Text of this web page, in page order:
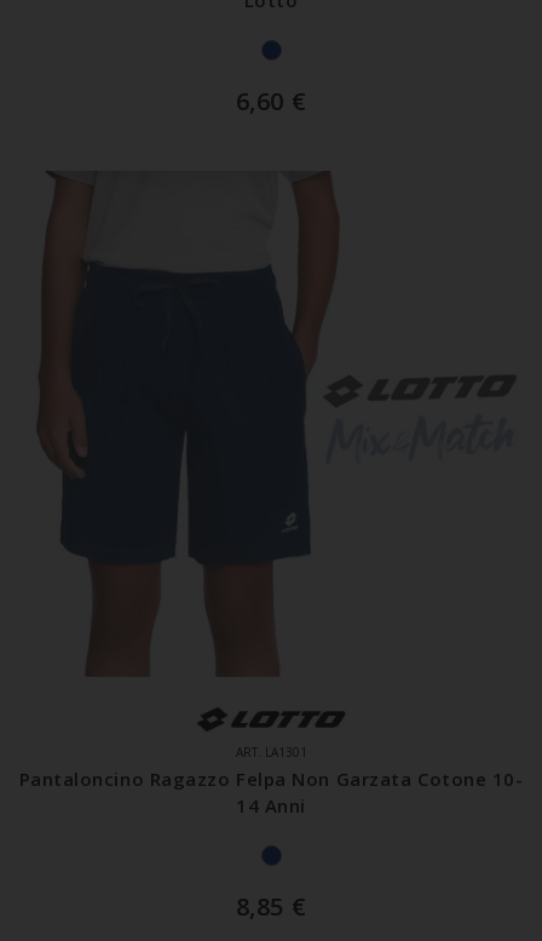
6,60 €
ART. LA1301
Pantaloncino Ragazzo Felpa Non Garzata Cotone 10-
14 Anni
8,85 €